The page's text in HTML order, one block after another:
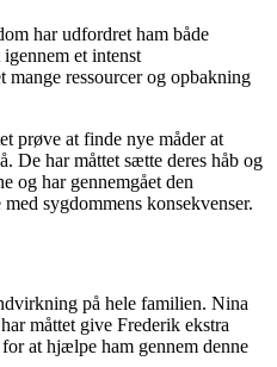
har udfordret ham både
et intenst
ressourcer og opbakning
prøve at finde nye måder at
De har måttet sætte deres håb og
og har gennemgået den
sygdommens konsekvenser.
på hele familien. Nina
måttet give Frederik ekstra
at hjælpe ham gennem denne